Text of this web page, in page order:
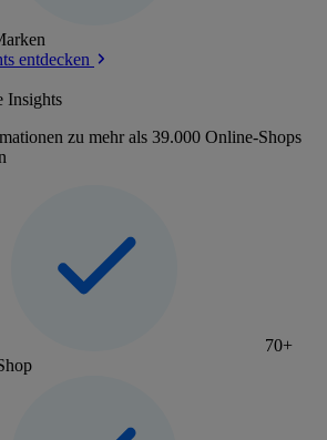
entdecken
Insights
zu mehr als 39.000 Online-Shops
70+